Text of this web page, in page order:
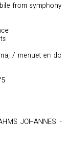
from symphony
/ menuet en do
JOHANNES -